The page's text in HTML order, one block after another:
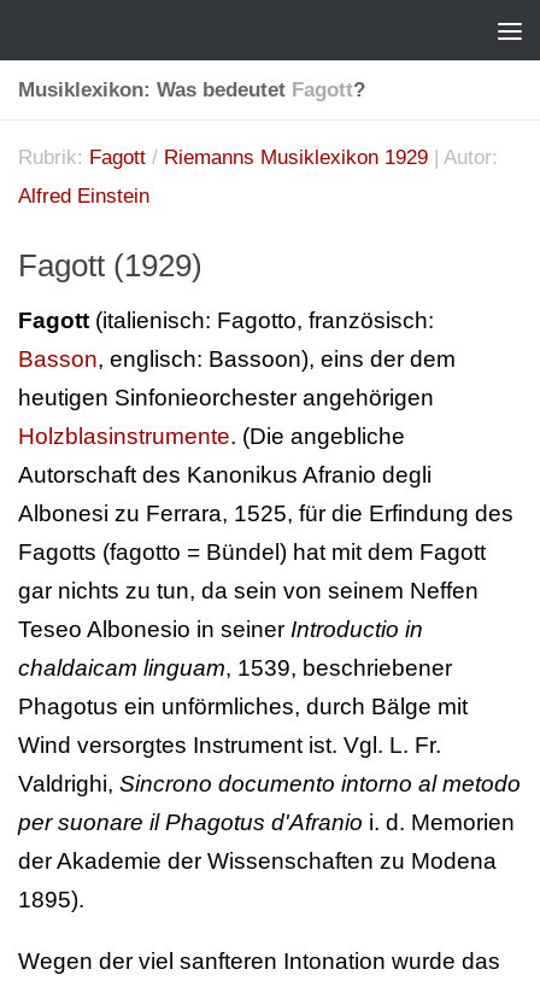
Musiklexikon: Was bedeutet Fagott?
Rubrik: Fagott / Riemanns Musiklexikon 1929 | Autor:
Alfred Einstein
Fagott (1929)
Fagott (italienisch: Fagotto, französisch:
Basson, englisch: Bassoon), eins der dem
heutigen Sinfonieorchester angehörigen
Holzblasinstrumente. (Die angebliche
Autorschaft des Kanonikus Afranio degli
Albonesi zu Ferrara, 1525, für die Erfindung des
Fagotts (fagotto = Bündel) hat mit dem Fagott
gar nichts zu tun, da sein von seinem Neffen
Teseo Albonesio in seiner Introductio in
chaldaicam linguam, 1539, beschriebener
Phagotus ein unförmliches, durch Bälge mit
Wind versorgtes Instrument ist. Vgl. L. Fr.
Valdrighi, Sincrono documento intorno al metodo
per suonare il Phagotus d'Afranio i. d. Memorien
der Akademie der Wissenschaften zu Modena
1895).
Wegen der viel sanfteren Intonation wurde das